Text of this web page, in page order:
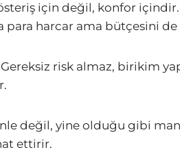
için değil, konfor
harcar ama bütçesini
risk almaz, birikim
değil, yine olduğu gibi
ettirir.